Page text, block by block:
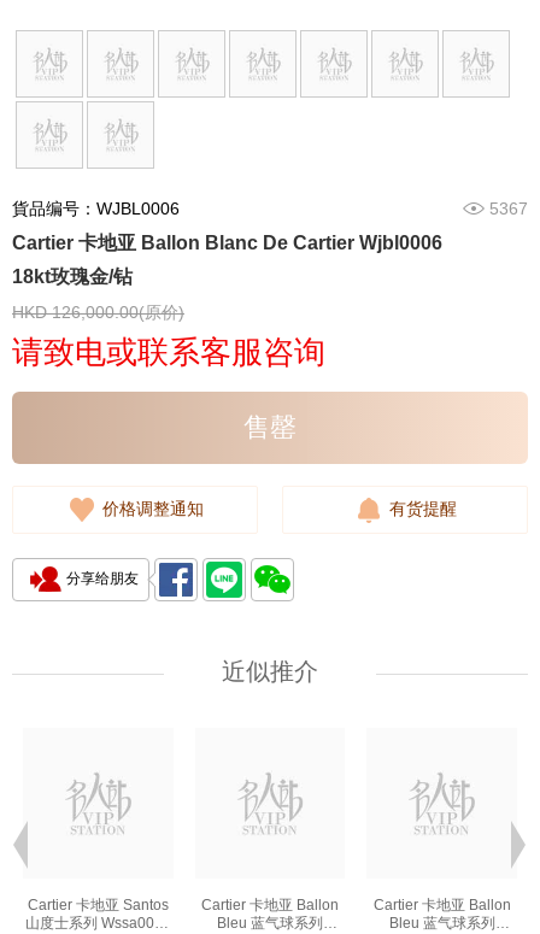
貨品编号：WJBL0006 5367
Cartier 卡地亚 Ballon Blanc De Cartier Wjbl0006
18kt玫瑰金/钻
HKD 126,000.00(原价)
请致电或联系客服咨询
售罄
价格调整通知 有货提醒
分享给朋友
近似推介
Cartier 卡地亚 Santos
山度士系列 Wssa0018
Cartier 卡地亚 Ballon
Bleu 蓝气球系列
Cartier 卡地亚 Ballon
Bleu 蓝气球系列